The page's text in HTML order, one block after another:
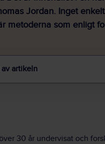
Jordan. Inget
metoderna som enligt
artikeln
30 år undervisat och